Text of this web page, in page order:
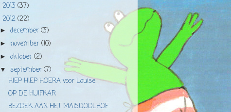
2013 (37)
2012(22)
►december(3)
►november(10)
►oktober(2)
▼september(7)
HIEP HIEP HOERA voor Louise
OP DE HUIFKAR
BEZOEK AAN HET MAISDOOLHOF